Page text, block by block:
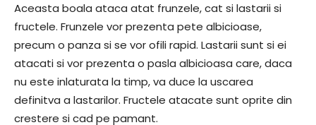
Aceasta boala ataca atat frunzele, cat si lastarii si
fructele. Frunzele vor prezenta pete albicioase,
precum o panza si se vor ofili rapid. Lastarii sunt si ei
atacati si vor prezenta o pasla albicioasa care, daca
nu este inlaturata la timp, va duce la uscarea
definitva a lastarilor. Fructele atacate sunt oprite din
crestere si cad pe pamant.